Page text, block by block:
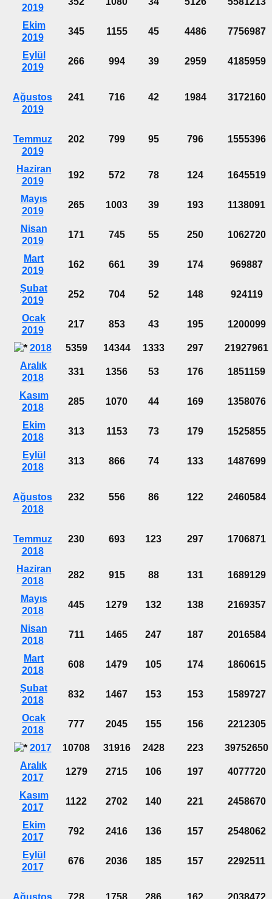
2019
Ekim
2019
345 1155 45 4486 7756987
Eylül
2019
266 994 39 2959 4185959
Ağustos
2019
241 716 42 1984 3172160
Temmuz
2019
202 799 95 796 1555396
Haziran
2019
192 572 78 124 1645519
Mayıs
2019
265 1003 39 193 1138091
Nisan
2019
171 745 55 250 1062720
Mart
2019
162 661 39 174 969887
Şubat
2019
252 704 52 148 924119
Ocak
2019
217 853 43 195 1200099
2018 5359 14344 1333 297
21927961
Aralık
2018
331 1356 53 176 1851159
Kasım
2018
285 1070 44 169 1358076
Ekim
2018
313 1153 73 179 1525855
Eylül
2018
313 866 74 133 1487699
Ağustos
2018
232 556 86 122 2460584
Temmuz
2018
230 693 123 297 1706871
Haziran
2018
282 915 88 131 1689129
Mayıs
2018
445 1279 132 138 2169357
Nisan
2018
711 1465 247 187 2016584
Mart
2018
608 1479 105 174 1860615
Şubat
2018
832 1467 153 153 1589727
Ocak
2018
777 2045 155 156 2212305
2017 10708 31916 2428 223
39752650
Aralık
2017
1279 2715 106 197 4077720
Kasım
2017
1122 2702 140 221 2458670
Ekim
2017
792 2416 136 157 2548062
Eylül
2017
676 2036 185 157 2292511
Ağustos
728 1758 286 162 2038472